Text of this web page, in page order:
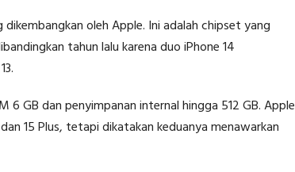
oleh Apple. Ini adalah chipset yang
tahun lalu karena duo iPhone 14
6 GB dan penyimpanan internal hingga 512 GB. Apple
15 Plus, tetapi dikatakan keduanya menawarkan